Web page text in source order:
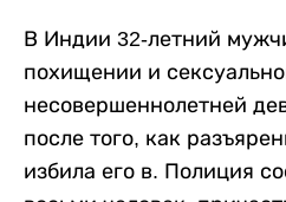
В Индии 32-летний
похищении и
несовершеннолетней
после того, как
избила его в. Полиция